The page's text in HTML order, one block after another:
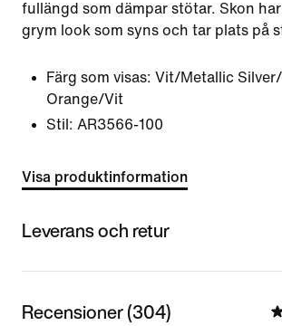
fullängd som dämpar stötar. Skon
grym look som syns och tar plats på
Färg som visas: Vit/Metallic
Orange/Vit
Stil: AR3566-100
Visa produktinformation
Leverans och retur
Recensioner (304)